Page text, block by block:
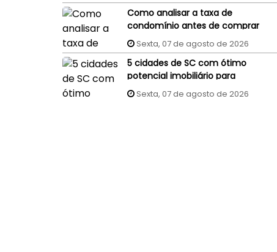
Como analisar a taxa de
condomínio antes de comprar
um imóvel?
Sexta, 07 de agosto de 2026
5 cidades de SC com ótimo
potencial imobiliário para
investidores
Sexta, 07 de agosto de 2026